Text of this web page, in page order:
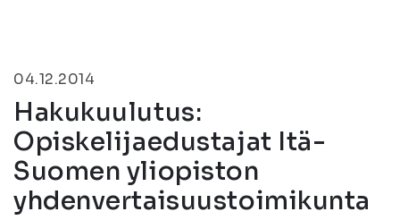
04.12.2014
Hakukuulutus:
Opiskelijaedustajat Itä-
Suomen yliopiston
yhdenvertaisuustoimikunta